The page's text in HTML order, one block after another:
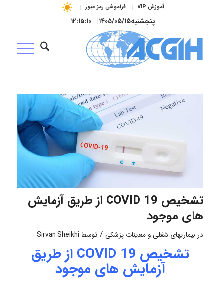
آموزش VIP فراموشی رمز عبور
پنجشنبه۱۴۰۵/۰۵/۱۵| ۱۲:۱۵:۱۲
تشخیص COVID 19 از طریق آزمایش
های موجود
در بیماریهای شغلی و معاینات پزشکی / توسط Sirvan Sheikhi
تشخیص COVID 19 از طریق
آزمایش های موجود